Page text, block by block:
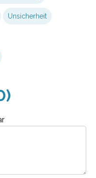
Unsicherheit